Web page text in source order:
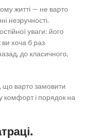
житті — не варто
незручності.
уваги: його
хоча б раз
до класичного,
що варто замовити
комфорт і порядок на